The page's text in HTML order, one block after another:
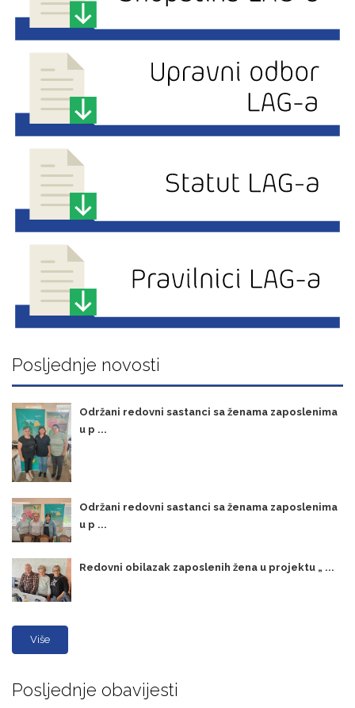
Posljednje novosti
Održani redovni sastanci sa ženama zaposlenima
u p ...
Održani redovni sastanci sa ženama zaposlenima
u p ...
Redovni obilazak zaposlenih žena u projektu „ ...
Više
Posljednje obavijesti